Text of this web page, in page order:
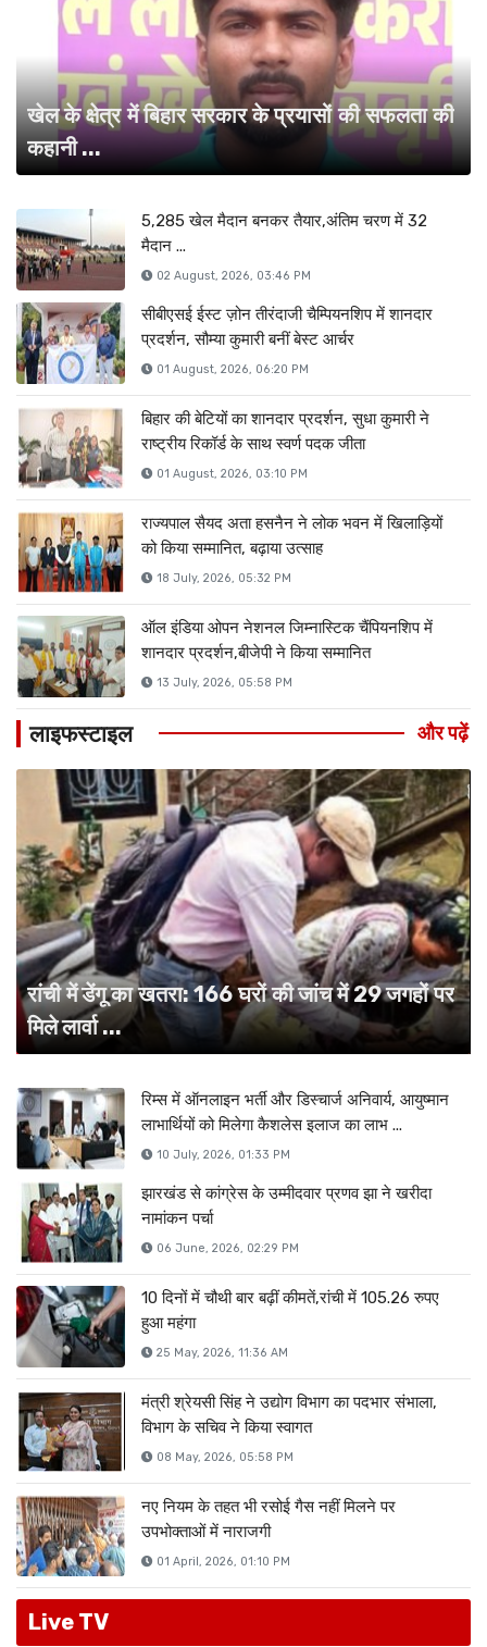
खेल के क्षेत्र में बिहार सरकार के प्रयासों की सफलता की
कहानी ...
5,285 खेल मैदान बनकर तैयार,अंतिम चरण में 32
मैदान ...
02 August, 2026, 03:46 PM
सीबीएसई ईस्ट ज़ोन तीरंदाजी चैम्पियनशिप में शानदार
प्रदर्शन, सौम्या कुमारी बनीं बेस्ट आर्चर
01 August, 2026, 06:20 PM
बिहार की बेटियों का शानदार प्रदर्शन, सुधा कुमारी ने
राष्ट्रीय रिकॉर्ड के साथ स्वर्ण पदक जीता
01 August, 2026, 03:10 PM
राज्यपाल सैयद अता हसनैन ने लोक भवन में खिलाड़ियों
को किया सम्मानित, बढ़ाया उत्साह
18 July, 2026, 05:32 PM
ऑल इंडिया ओपन नेशनल जिम्नास्टिक चैंपियनशिप में
शानदार प्रदर्शन,बीजेपी ने किया सम्मानित
13 July, 2026, 05:58 PM
लाइफस्टाइल और पढ़ें
रांची में डेंगू का खतरा: 166 घरों की जांच में 29 जगहों पर
मिले लार्वा ...
रिम्स में ऑनलाइन भर्ती और डिस्चार्ज अनिवार्य, आयुष्मान
लाभार्थियों को मिलेगा कैशलेस इलाज का लाभ ...
10 July, 2026, 01:33 PM
झारखंड से कांग्रेस के उम्मीदवार प्रणव झा ने खरीदा
नामांकन पर्चा
06 June, 2026, 02:29 PM
10 दिनों में चौथी बार बढ़ीं कीमतें,रांची में 105.26 रुपए
हुआ महंगा
25 May, 2026, 11:36 AM
मंत्री श्रेयसी सिंह ने उद्योग विभाग का पदभार संभाला,
विभाग के सचिव ने किया स्वागत
08 May, 2026, 05:58 PM
नए नियम के तहत भी रसोई गैस नहीं मिलने पर
उपभोक्ताओं में नाराजगी
01 April, 2026, 01:10 PM
Live TV